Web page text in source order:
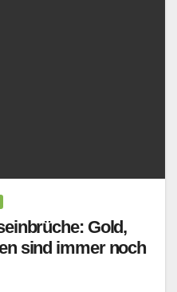
Gold,
sind immer noch